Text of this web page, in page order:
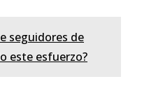
seguidores de
este esfuerzo?